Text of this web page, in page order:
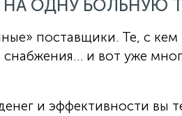
НА ОДНУ БОЛЬНУЮ
поставщики. Те, с
и вот уже
и эффективности вы